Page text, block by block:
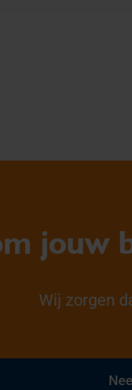
jouw
Wij zorgen